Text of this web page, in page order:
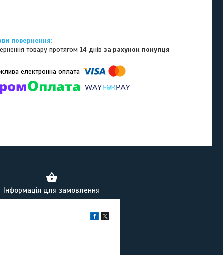
товару протягом 14 днівза рахунок покупця
Інформація для замовлення